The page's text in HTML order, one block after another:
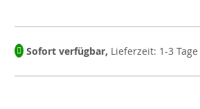
Sofort verfügbar, Lieferzeit: 1-3 Tage